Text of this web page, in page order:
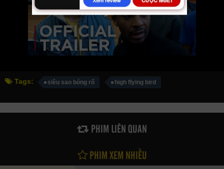
Tags: siêu sao bóng rổ high flying bird
PHIM LIÊN QUAN
PHIM XEM NHIỀU